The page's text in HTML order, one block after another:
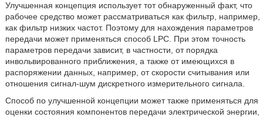
Улучшенная концепция использует тот обнаруженный факт, что
рабочее средство может рассматриваться как фильтр, например,
как фильтр низких частот. Поэтому для нахождения параметров
передачи может применяться способ LPC. При этом точность
параметров передачи зависит, в частности, от порядка
инвольвированного приближения, а также от имеющихся в
распоряжении данных, например, от скорости считывания или
отношения сигнал-шум дискретного измерительного сигнала.
Способ по улучшенной концепции может также применяться для
оценки состояния компонентов передачи электрической энергии,